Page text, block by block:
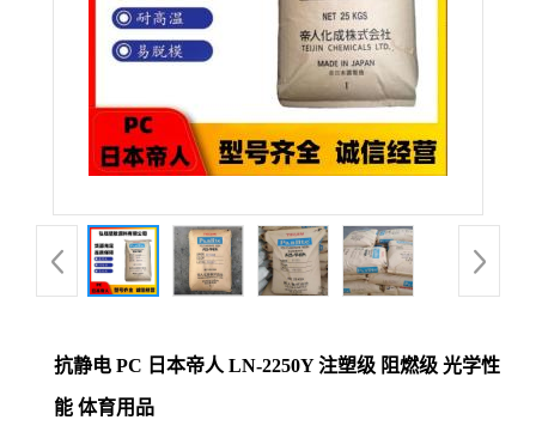
品
展
证
抗静电 PC 日本帝人 LN-2250Y 注塑级 阻燃级 光学性
能 体育用品